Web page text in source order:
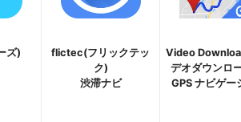
ズ)
flictec(フリックテッ
ク)
渋滞ナビ
Video
デオダウンロ
GPS ナビゲー